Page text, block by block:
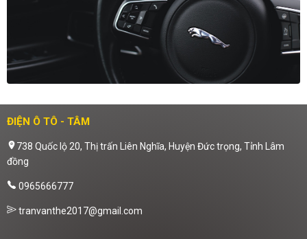
ĐIỆN Ô TÔ - TÂM
738 Quốc lộ 20, Thị trấn Liên Nghĩa, Huyện Đức trọng, Tỉnh Lâm
đồng
0965666777
tranvanthe2017@gmail.com